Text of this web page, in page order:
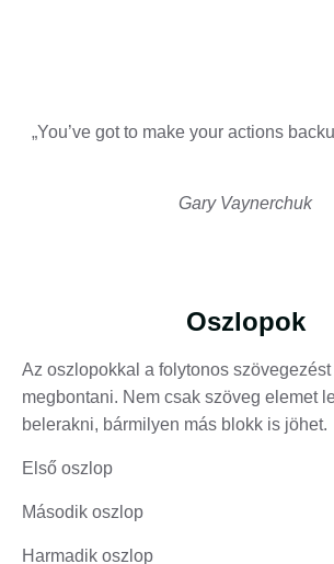
„You’ve got to make your actions
Gary Vaynerchuk
Oszlopok
Az oszlopokkal a folytonos szövegezést
megbontani. Nem csak szöveg elemet
belerakni, bármilyen más blokk is jöhet.
Első oszlop
Második oszlop
Harmadik oszlop